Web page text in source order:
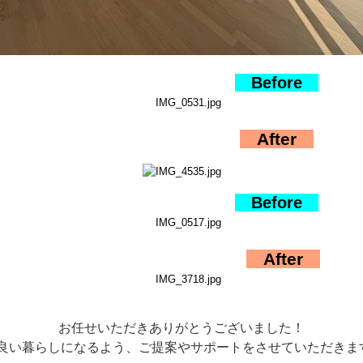
Before
After
Before
After
お任せいただきありがとうございました！
い暮らしになるよう、ご提案やサポートをさせていただきま